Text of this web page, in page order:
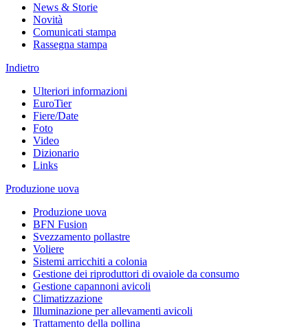
News & Storie
Novità
Comunicati stampa
Rassegna stampa
Indietro
Ulteriori informazioni
EuroTier
Fiere/Date
Foto
Video
Dizionario
Links
Produzione uova
Produzione uova
BFN Fusion
Svezzamento pollastre
Voliere
Sistemi arricchiti a colonia
Gestione dei riproduttori di ovaiole da consumo
Gestione capannoni avicoli
Climatizzazione
Illuminazione per allevamenti avicoli
Trattamento della pollina